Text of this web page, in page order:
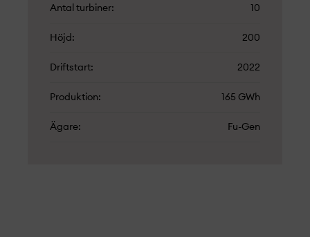
Antal turbiner 10
Höjd 200
Driftstart 2022
Produktion 165 GWh
Ägare Fu-Gen